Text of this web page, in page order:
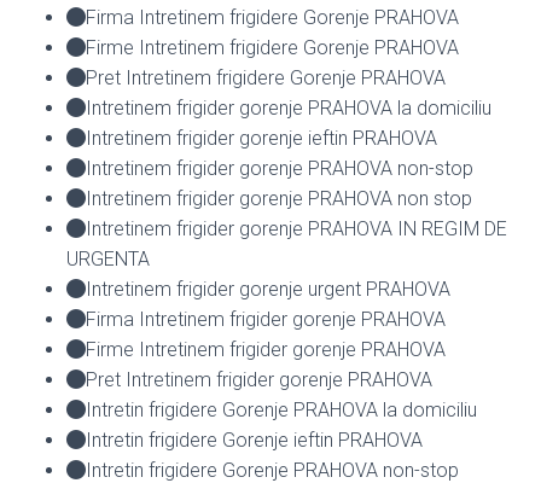
Firma Intretinem frigidere Gorenje PRAHOVA
Firme Intretinem frigidere Gorenje PRAHOVA
Pret Intretinem frigidere Gorenje PRAHOVA
Intretinem frigider gorenje PRAHOVA la domiciliu
Intretinem frigider gorenje ieftin PRAHOVA
Intretinem frigider gorenje PRAHOVA non-stop
Intretinem frigider gorenje PRAHOVA non stop
Intretinem frigider gorenje PRAHOVA IN REGIM DE
URGENTA
Intretinem frigider gorenje urgent PRAHOVA
Firma Intretinem frigider gorenje PRAHOVA
Firme Intretinem frigider gorenje PRAHOVA
Pret Intretinem frigider gorenje PRAHOVA
Intretin frigidere Gorenje PRAHOVA la domiciliu
Intretin frigidere Gorenje ieftin PRAHOVA
Intretin frigidere Gorenje PRAHOVA non-stop